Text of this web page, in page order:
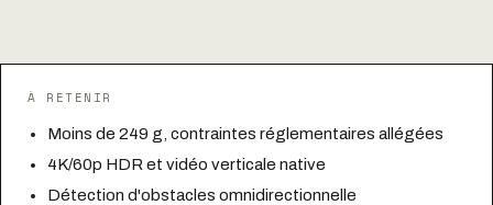
À RETENIR
Moins de 249 g, contraintes réglementaires allégées
4K/60p HDR et vidéo verticale native
Détection d'obstacles omnidirectionnelle